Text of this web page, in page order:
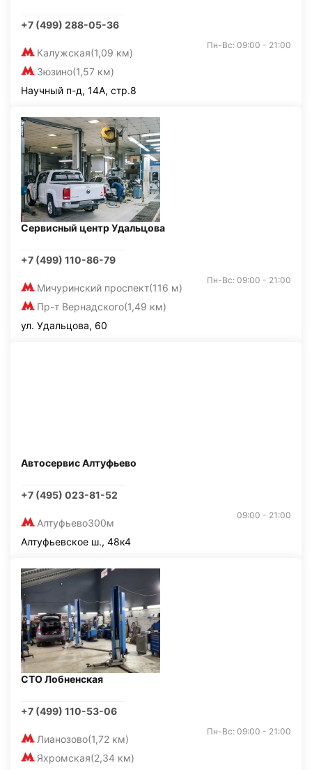
+7 (499) 288-05-36
Калужская(1,09 км)
Зюзино(1,57 км)
Пн-Вс: 09:00 - 21:00
Научный п-д, 14А, стр.8
Сервисный центр Удальцова
+7 (499) 110-86-79
Мичуринский проспект(116 м)
Пр-т Вернадского(1,49 км)
Пн-Вс: 09:00 - 21:00
ул. Удальцова, 60
Автосервис Алтуфьево
+7 (495) 023-81-52
Алтуфьево300м
09:00 - 21:00
Алтуфьевское ш., 48к4
СТО Лобненская
+7 (499) 110-53-06
Лианозово(1,72 км)
Яхромская(2,34 км)
Пн-Вс: 09:00 - 21:00